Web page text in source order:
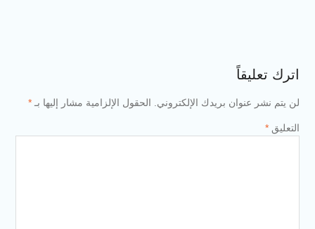
اترك تعليقاً
لن يتم نشر عنوان بريدك الإلكتروني. الحقول الإلزامية مشار إليها بـ *
التعليق *